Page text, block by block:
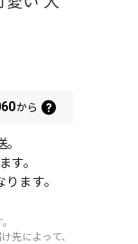
から
す。
ます。
先によって、